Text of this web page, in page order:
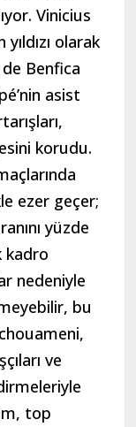
Vinicius
olarak
Benfica
asist
korudu.
ezer geçer;
yüzde
kadro
nedeniyle
bu
ve
top